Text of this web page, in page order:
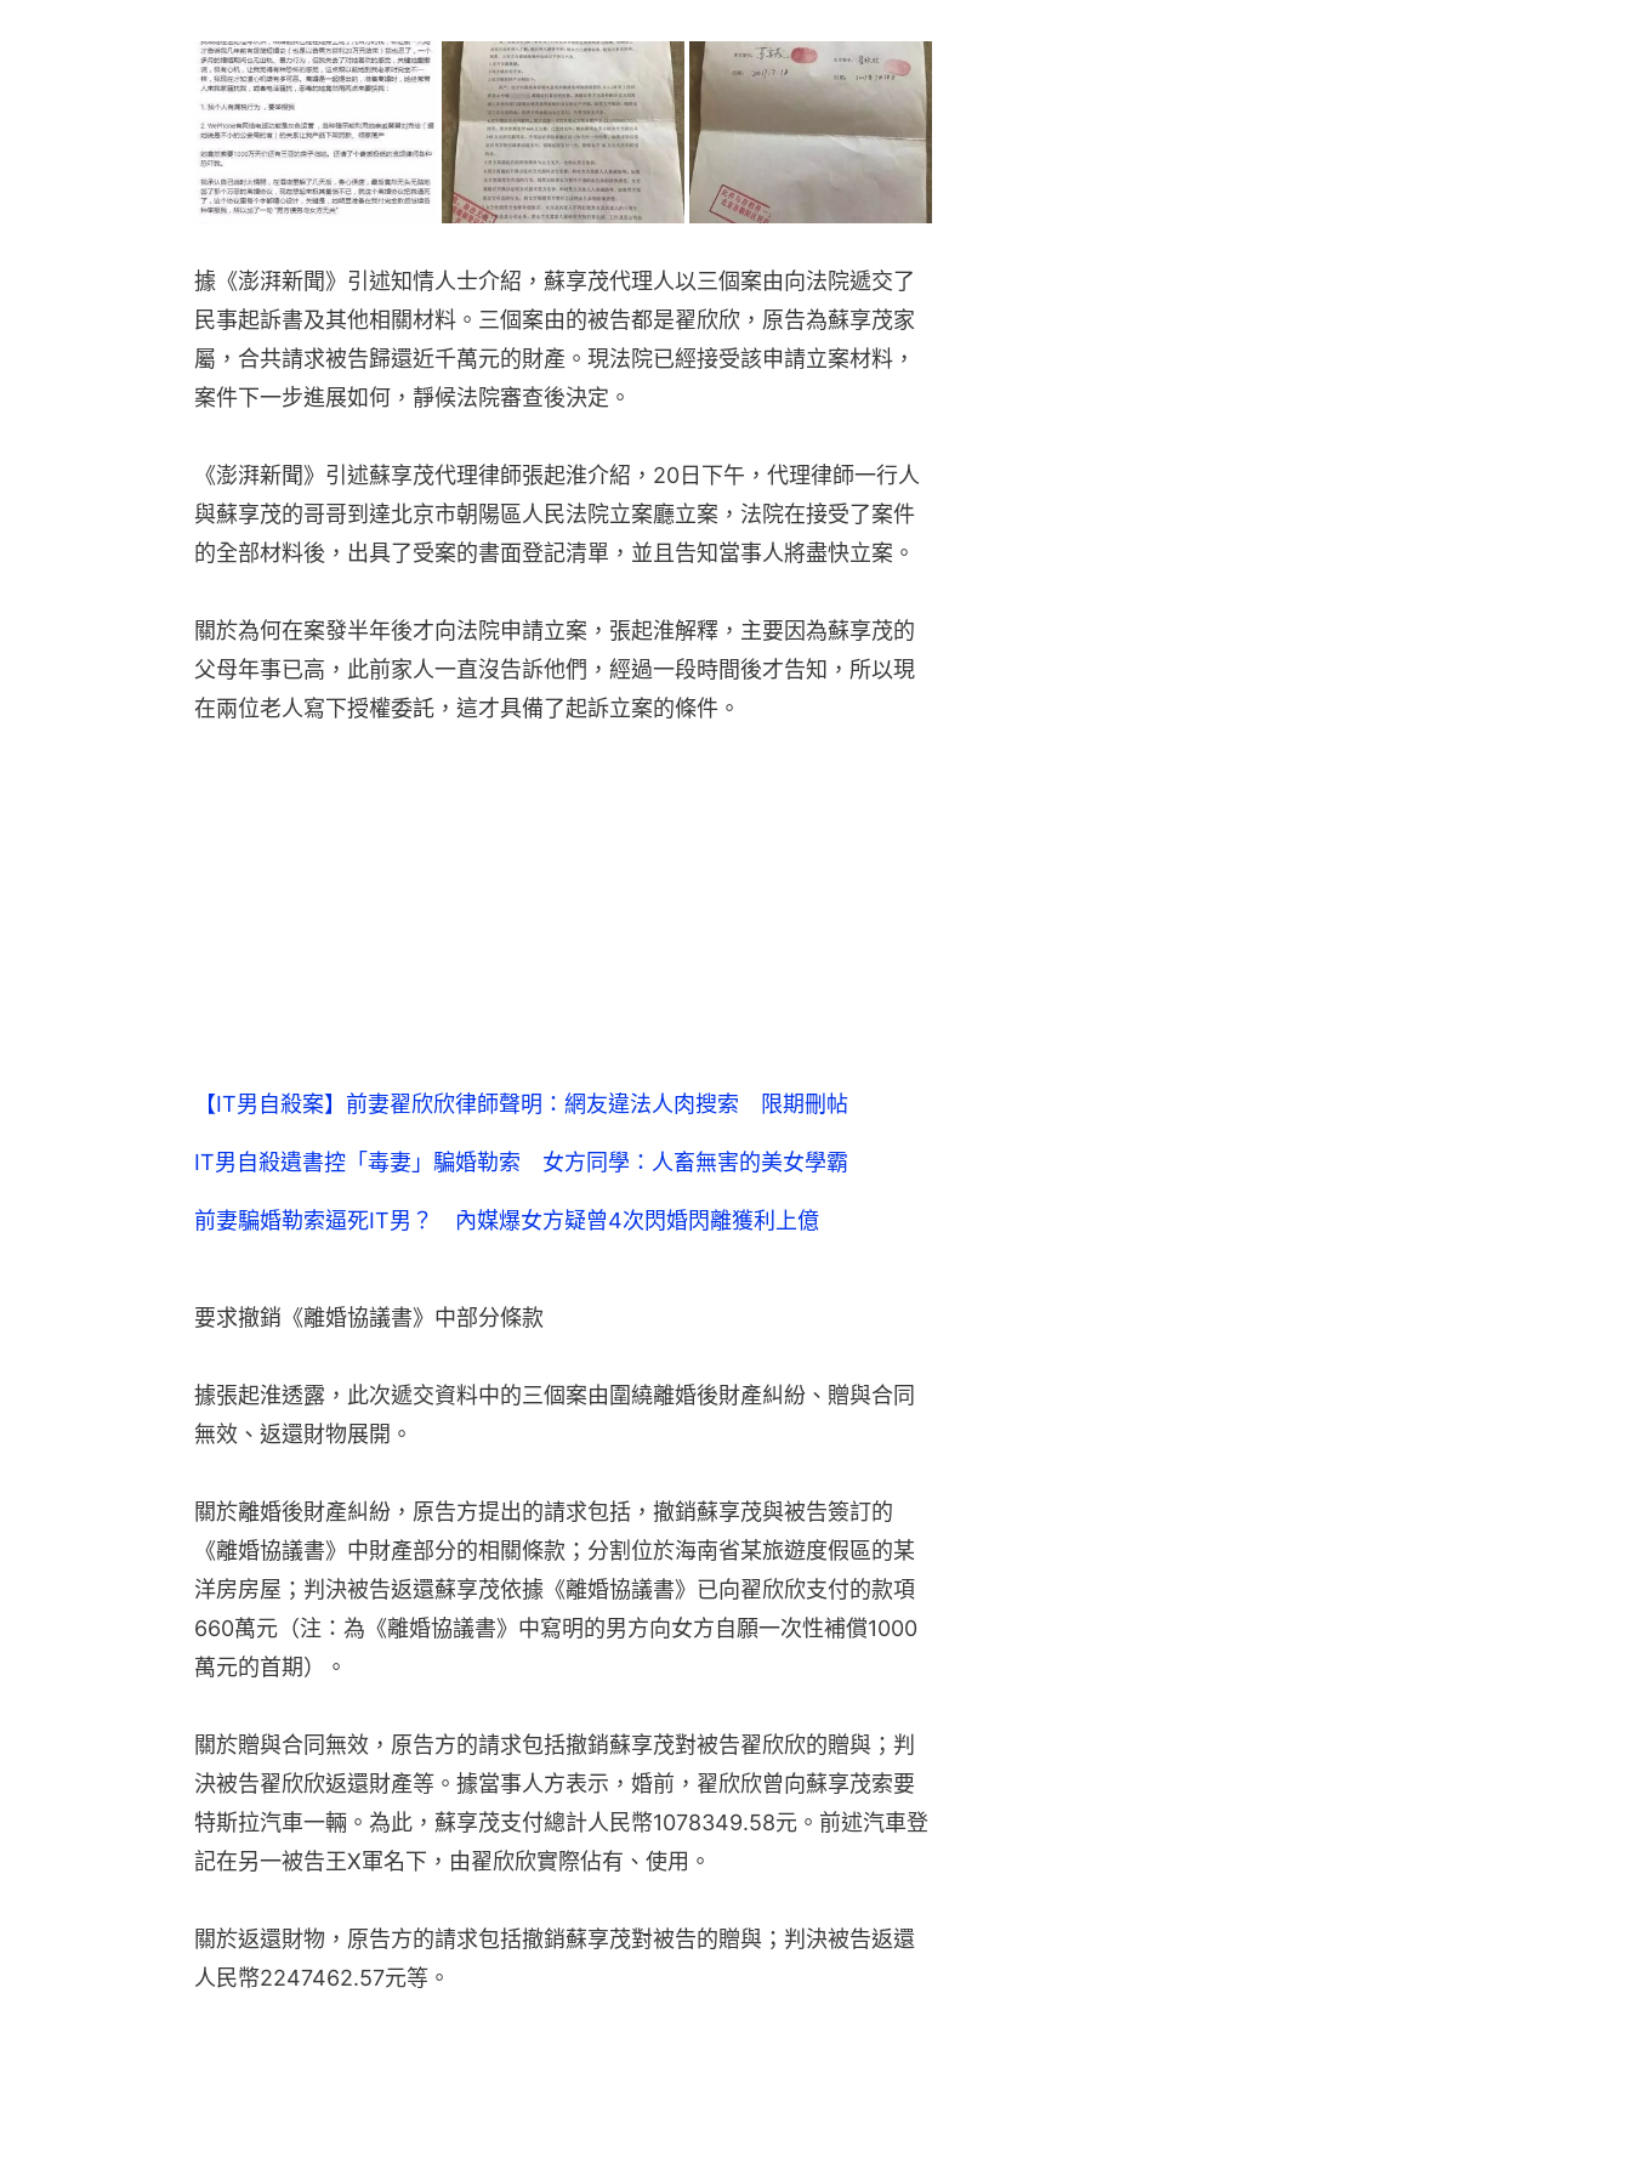
據《澎湃新聞》引述知情人士介紹，蘇享茂代理人以三個案由向法院遞交了
民事起訴書及其他相關材料。三個案由的被告都是翟欣欣，原告為蘇享茂家
屬，合共請求被告歸還近千萬元的財產。現法院已經接受該申請立案材料，
案件下一步進展如何，靜候法院審查後決定。
《澎湃新聞》引述蘇享茂代理律師張起淮介紹，20日下午，代理律師一行人
與蘇享茂的哥哥到達北京市朝陽區人民法院立案廳立案，法院在接受了案件
的全部材料後，出具了受案的書面登記清單，並且告知當事人將盡快立案。
關於為何在案發半年後才向法院申請立案，張起淮解釋，主要因為蘇享茂的
父母年事已高，此前家人一直沒告訴他們，經過一段時間後才告知，所以現
在兩位老人寫下授權委託，這才具備了起訴立案的條件。
【IT男自殺案】前妻翟欣欣律師聲明：網友違法人肉搜索 限期刪帖
IT男自殺遺書控「毒妻」騙婚勒索 女方同學：人畜無害的美女學霸
前妻騙婚勒索逼死IT男？ 內媒爆女方疑曾4次閃婚閃離獲利上億
要求撤銷《離婚協議書》中部分條款
據張起淮透露，此次遞交資料中的三個案由圍繞離婚後財產糾紛、贈與合同
無效、返還財物展開。
關於離婚後財產糾紛，原告方提出的請求包括，撤銷蘇享茂與被告簽訂的
《離婚協議書》中財產部分的相關條款；分割位於海南省某旅遊度假區的某
洋房房屋；判決被告返還蘇享茂依據《離婚協議書》已向翟欣欣支付的款項
660萬元（注：為《離婚協議書》中寫明的男方向女方自願一次性補償1000
萬元的首期）。
關於贈與合同無效，原告方的請求包括撤銷蘇享茂對被告翟欣欣的贈與；判
決被告翟欣欣返還財產等。據當事人方表示，婚前，翟欣欣曾向蘇享茂索要
特斯拉汽車一輛。為此，蘇享茂支付總計人民幣1078349.58元。前述汽車登
記在另一被告王X軍名下，由翟欣欣實際佔有、使用。
關於返還財物，原告方的請求包括撤銷蘇享茂對被告的贈與；判決被告返還
人民幣2247462.57元等。